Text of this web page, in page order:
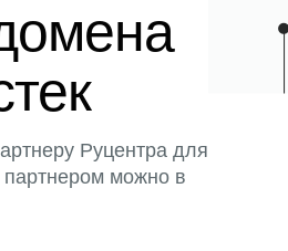
Руцентра для
партнером можно в